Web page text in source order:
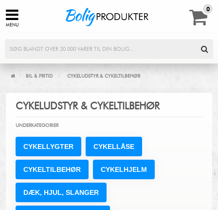
MENU
0,000
/ BIL & FRITID / CYKELUDSTYR & CYKELTILBEHØR
CYKELUDSTYR & CYKELTILBEHØR
UNDERKATEGORIER
CYKELLYGTER CYKELLÅSE
CYKELTILBEHØR CYKELHJELM
DÆK, HJUL, SLANGER